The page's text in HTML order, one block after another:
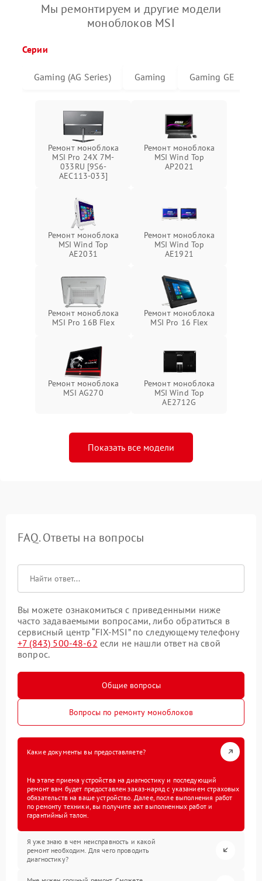
Мы ремонтируем и другие модели
моноблоков MSI
Серии
Gaming (AG Series) Gaming Gaming GE
Ремонт моноблока
MSI Pro 24X 7M-
033RU [9S6-
AEC113-033]
Ремонт моноблока
MSI Wind Top
AP2021
Ремонт моноблока
MSI Wind Top
AE2031
Ремонт моноблока
MSI Wind Top
AE1921
Ремонт моноблока
MSI Pro 16B Flex
Ремонт моноблока
MSI Pro 16 Flex
Ремонт моноблока
MSI AG270
Ремонт моноблока
MSI Wind Top
AE2712G
Показать все модели
FAQ. Ответы на вопросы
Вы можете ознакомиться с приведенными ниже
часто задаваемыми вопросами, либо обратиться в
сервисный центр “FIX-MSI” по следующему телефону
+7 (843) 500-48-62 если не нашли ответ на свой
вопрос.
Общие вопросы
Вопросы по ремонту моноблоков
Какие документы вы предоставляете?
На этапе приема устройства на диагностику и последующий
ремонт вам будет предоставлен заказ-наряд с указанием страховых
обязательств на ваше устройство. Далее, после выполнения работ
по ремонту техники, вы получите акт выполненных работ и
гарантийный талон.
Я уже знаю в чем неисправность и какой
ремонт необходим. Для чего проводить
диагностику?